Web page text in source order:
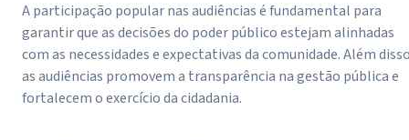
A participação popular nas audiências é fundamental para
garantir que as decisões do poder público estejam alinhadas
com as necessidades e expectativas da comunidade. Além
as audiências promovem a transparência na gestão pública e
fortalecem o exercício da cidadania.